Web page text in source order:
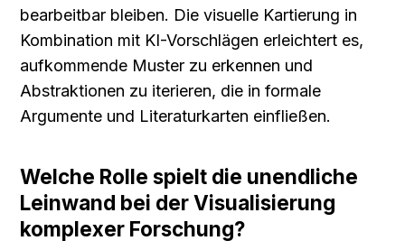
bearbeitbar bleiben. Die visuelle Kartierung in
Kombination mit KI-Vorschlägen erleichtert es,
aufkommende Muster zu erkennen und
Abstraktionen zu iterieren, die in formale
Argumente und Literaturkarten einfließen.
Welche Rolle spielt die unendliche
Leinwand bei der Visualisierung
komplexer Forschung?